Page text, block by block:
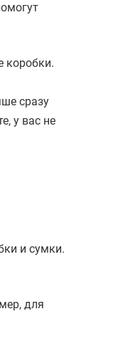
коробки.
сразу
у вас не
и сумки.
для